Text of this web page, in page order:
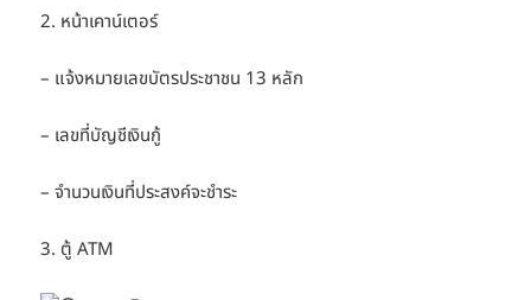
2. หน้าเคาน์เตอร์
– แจ้งหมายเลขบัตรประชาชน 13 หลัก
– เลขที่บัญชีเงินกู้
– จำนวนเงินที่ประสงค์จะชำระ
3. ตู้ ATM